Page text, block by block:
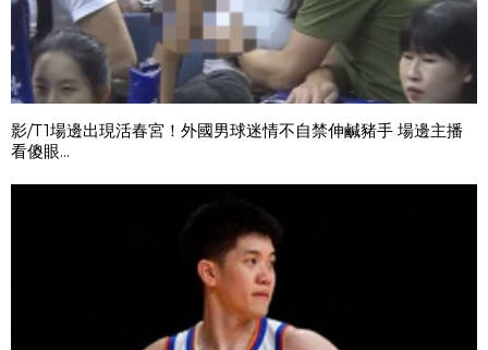
影/T1場邊出現活春宮！外國男球迷情不自禁伸鹹豬手 場邊主播
看傻眼...